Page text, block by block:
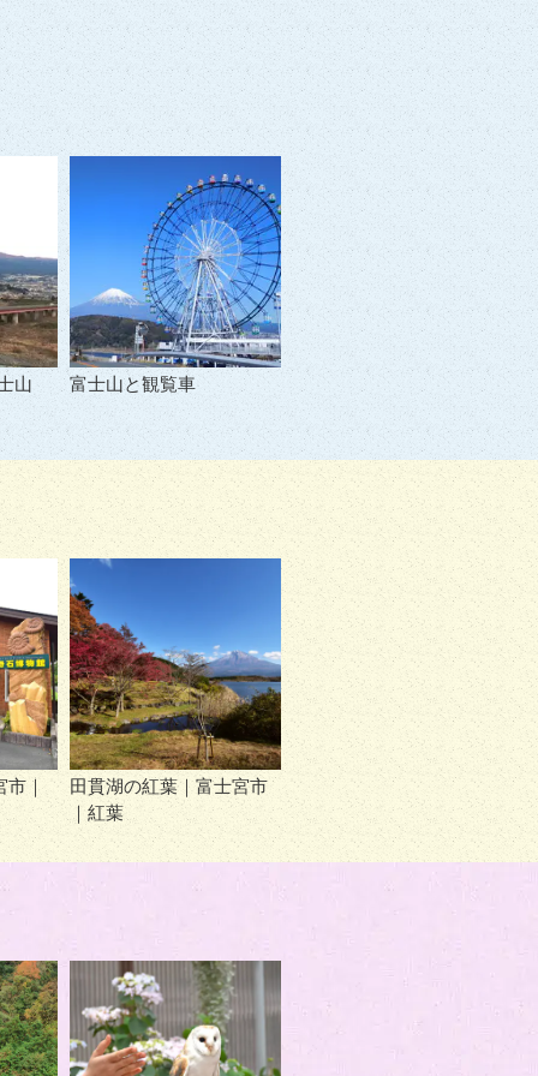
山 富士山と観覧車
｜
田貫湖の紅葉｜富士宮市
｜紅葉